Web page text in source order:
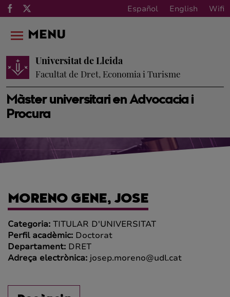
Español English Wifi
Màster universitari en Advocacia i
Procura
Universitat de Lleida
Facultat de Dret, Economia i Turisme
MENU
MORENO GENE, JOSE
Categoria: TITULAR D'UNIVERSITAT
Perfil acadèmic: Doctorat
Departament: DRET
Adreça electrònica: josep.moreno@udl.cat